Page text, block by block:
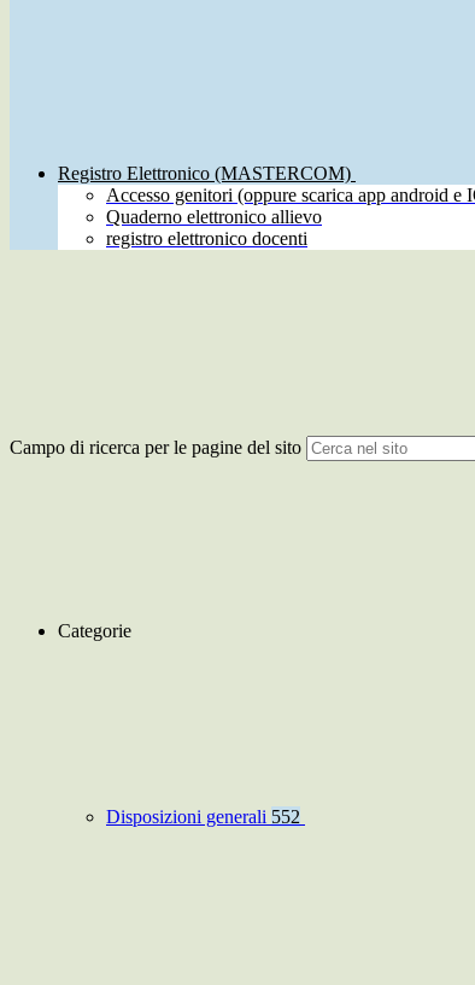
Registro Elettronico (MASTERCOM)
Accesso genitori (oppure scarica app android e
Quaderno elettronico allievo
registro elettronico docenti
Campo di ricerca per le pagine del sito
Categorie
Disposizioni generali 552